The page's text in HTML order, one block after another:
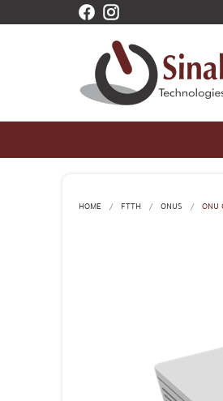
HOME FTTH ONUS ONU